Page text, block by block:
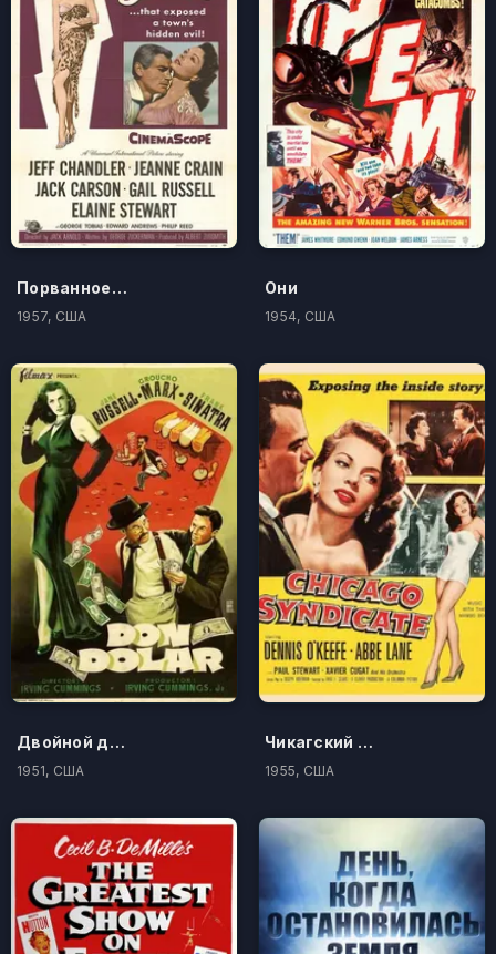
Порванное платье
1957, США
Они
1954, США
Двойной динамит
1951, США
Чикагский синдикат
1955, США